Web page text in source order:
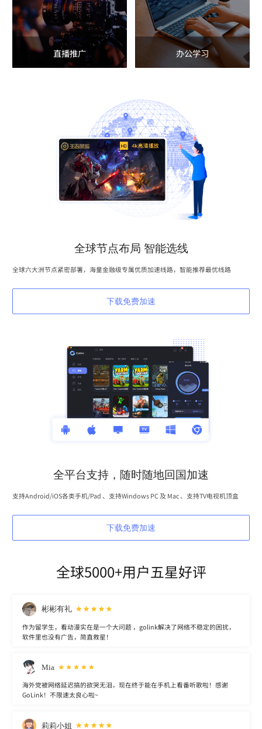
直播推广 办公学习
全球节点布局 智能选线
全球六大洲节点紧密部署，海量金融级专属优质加速线路，智能推荐最优线路
下载免费加速
全平台支持，随时随地回国加速
支持Android/iOS各类手机/Pad 、支持Windows PC 及 Mac 、支持TV电视机顶盒
下载免费加速
全球5000+用户五星好评
彬彬有礼
作为留学生，看动漫实在是一个大问题 ，golink解决了网络不稳定的困扰，
软件里也没有广告，简直救星！
Mia
海外党被网络延迟搞的欲哭无泪，现在终于能在手机上看番听歌啦！感谢
GoLink！不限速太良心啦~
莉莉小姐